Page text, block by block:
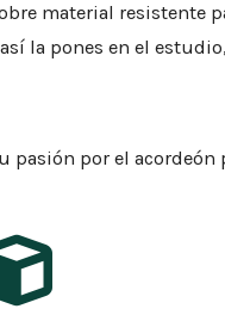
material resistente
la pones en el
por el